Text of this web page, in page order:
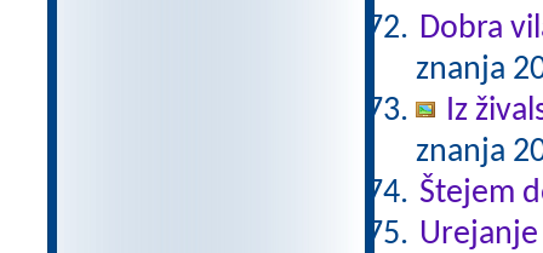
Dobra
znanja
Iz
znanja
Štejem